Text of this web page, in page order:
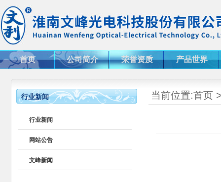
首页 公司简介 荣誉资质 产品世界
当前位置:首页
行业新闻
行业新闻
网站公告
文峰新闻